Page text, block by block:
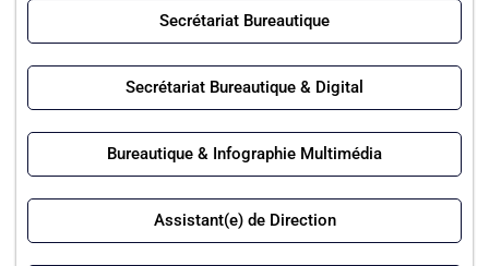
Secrétariat Bureautique
Secrétariat Bureautique & Digital
Bureautique & Infographie Multimédia
Assistant(e) de Direction